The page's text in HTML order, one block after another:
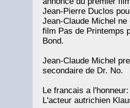
Jean-Pierre Duclos
Jean-Claude Michel
film Pas de Printemps
Bond.
Jean-Claude Michel
secondaire de Dr. No.
Le francais a l'honneur:
L'acteur autrichien